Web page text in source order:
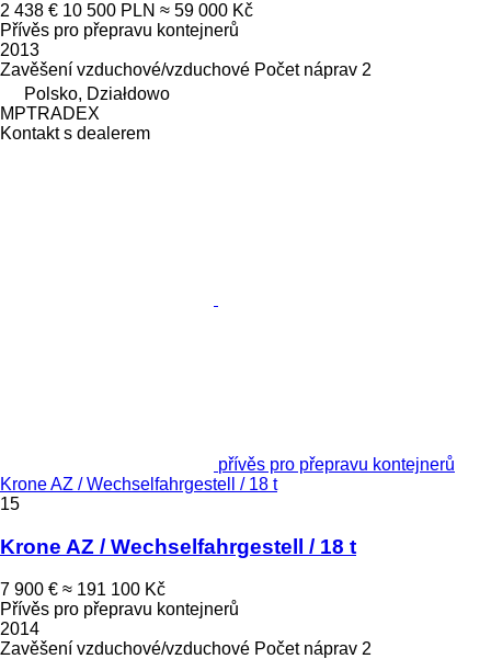
2 438 € 10 500 PLN ≈ 59 000 Kč
Přívěs pro přepravu kontejnerů
2013
Zavěšení vzduchové/vzduchové Počet náprav 2
Polsko, Działdowo
MPTRADEX
Kontakt s dealerem
přívěs pro přepravu kontejnerů
Krone AZ / Wechselfahrgestell / 18 t
15
Krone AZ / Wechselfahrgestell / 18 t
7 900 € ≈ 191 100 Kč
Přívěs pro přepravu kontejnerů
2014
Zavěšení vzduchové/vzduchové Počet náprav 2